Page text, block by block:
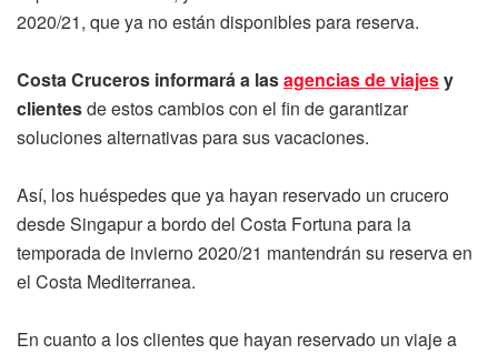
2020/21, que ya no están disponibles para reserva.
Costa Cruceros informará a lasagencias de viajesy
clientesde estos cambios con el fin de garantizar
soluciones alternativas para sus vacaciones.
Así, los huéspedes que ya hayan reservado un crucero
desde Singapur a bordo del Costa Fortuna para la
temporada de invierno 2020/21 mantendrán su reserva en
el Costa Mediterranea.
En cuanto a los clientes que hayan reservado un viaje a